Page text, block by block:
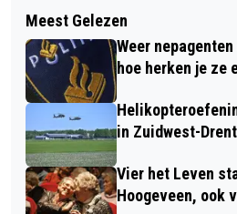
NINA HOUTZAGER UIT
HOUDT DE ORANJE
YOGAFESTIVAL
LINDE
Meest Gelezen
Weer
hoe herken je ze
in Zuidwest-
Vier het Leven
Hoogeveen, ook